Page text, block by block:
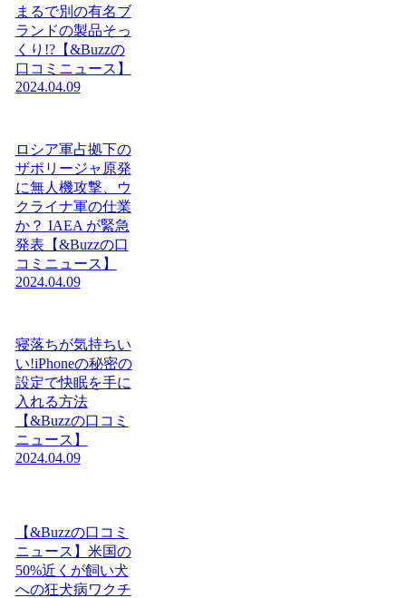
まるで別の有名ブ
ランドの製品そっ
くり!?【&Buzzの
口コミニュース】
2024.04.09
ロシア軍占拠下の
ザポリージャ原発
に無人機攻撃、ウ
クライナ軍の仕業
か？ IAEA が緊急
発表【&Buzzの口
コミニュース】
2024.04.09
寝落ちが気持ちい
い!iPhoneの秘密の
設定で快眠を手に
入れる方法
【&Buzzの口コミ
ニュース】
2024.04.09
【&Buzzの口コミ
ニュース】米国の
50%近くが飼い犬
への狂犬病ワクチ